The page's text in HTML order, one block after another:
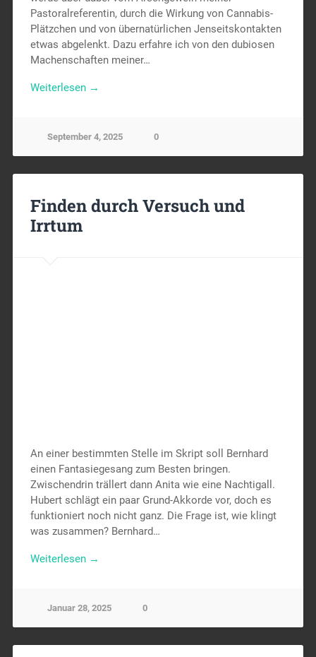
Pastoralreferentin, durch die Wirkung von Cannabis-
Plätzchen und von übernatürlichen Jenseitskontakten
etwas abgelenkt. Dazu erfahre ich von den dubiosen
Machenschaften meiner…
Weiterlesen →
September 4, 2025 0
Finden durch Versuch und
Irrtum
An einer bestimmten Stelle im Skript soll Bernhard
einen Fantasiegesang zum Besten bringen.
Zwischendrin trällert dann Anita wie eine Nachtigall.
Hubert schlägt ein paar Grund-Akkorde vor, doch es
funktioniert noch nicht ganz. Die Frage ist, wie klingt
was zusammen? Bernhard…
Weiterlesen →
Januar 28, 2025 0